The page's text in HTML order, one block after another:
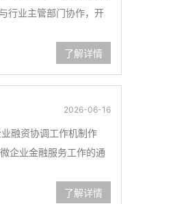
行业主管部门协作，开
了解详情
2026-06-16
融资协调工作机制作
企业金融服务工作的通
了解详情